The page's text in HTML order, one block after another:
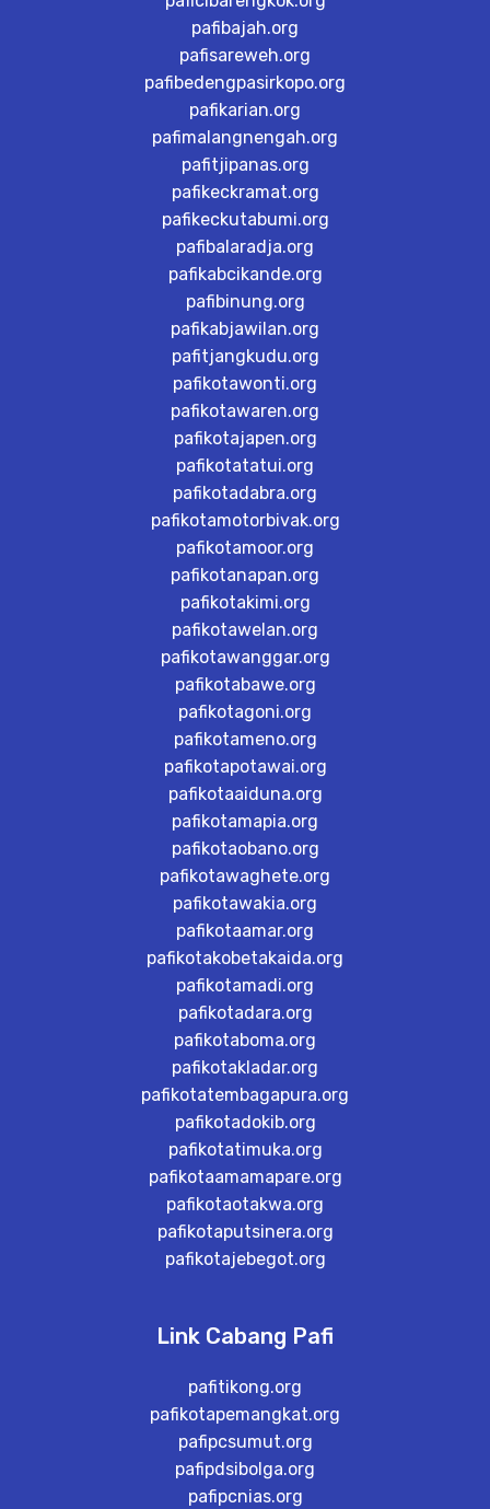
pafibajah.org
pafisareweh.org
pafibedengpasirkopo.org
pafikarian.org
pafimalangnengah.org
pafitjipanas.org
pafikeckramat.org
pafikeckutabumi.org
pafibalaradja.org
pafikabcikande.org
pafibinung.org
pafikabjawilan.org
pafitjangkudu.org
pafikotawonti.org
pafikotawaren.org
pafikotajapen.org
pafikotatatui.org
pafikotadabra.org
pafikotamotorbivak.org
pafikotamoor.org
pafikotanapan.org
pafikotakimi.org
pafikotawelan.org
pafikotawanggar.org
pafikotabawe.org
pafikotagoni.org
pafikotameno.org
pafikotapotawai.org
pafikotaaiduna.org
pafikotamapia.org
pafikotaobano.org
pafikotawaghete.org
pafikotawakia.org
pafikotaamar.org
pafikotakobetakaida.org
pafikotamadi.org
pafikotadara.org
pafikotaboma.org
pafikotakladar.org
pafikotatembagapura.org
pafikotadokib.org
pafikotatimuka.org
pafikotaamamapare.org
pafikotaotakwa.org
pafikotaputsinera.org
pafikotajebegot.org
Link Cabang Pafi
pafitikong.org
pafikotapemangkat.org
pafipcsumut.org
pafipdsibolga.org
pafipcnias.org